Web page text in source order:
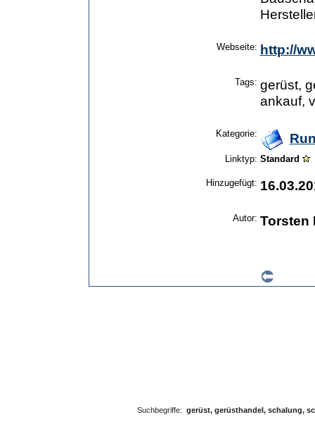
Webseite: http://
Tags: gerüst,
ankauf,
Kategorie:
Linktyp: Standard
Hinzugefügt:
Autor: Torsten
Suchbegriffe: gerüst, gerüsthandel, schalung,